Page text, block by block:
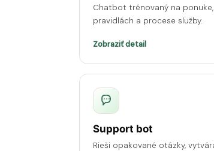
Chatbot trénovaný na ponuke,
pravidlách a procese služby.
Zobraziť detail
Support bot
Rieši opakované otázky,